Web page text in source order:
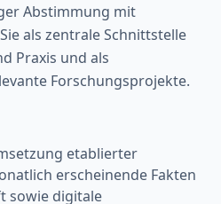
Abstimmung mit
als zentrale Schnittstelle
Praxis und als
Forschungsprojekte.
etablierter
erscheinende Fakten
sowie digitale